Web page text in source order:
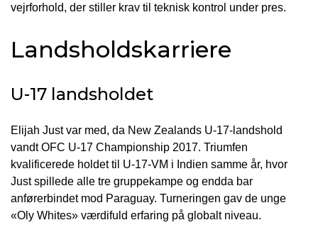
vejrforhold, der stiller krav til teknisk kontrol under pres.
Landsholdskarriere
U-17 landsholdet
Elijah Just var med, da New Zealands U-17-landshold
vandt OFC U-17 Championship 2017. Triumfen
kvalificerede holdet til U-17-VM i Indien samme år, hvor
Just spillede alle tre gruppekampe og endda bar
anførerbindet mod Paraguay. Turneringen gav de unge
«Oly Whites» værdifuld erfaring på globalt niveau.